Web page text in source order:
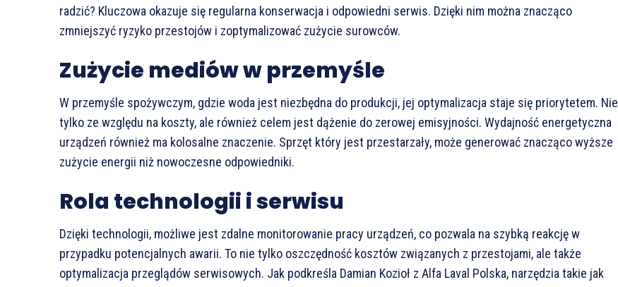
radzić? Kluczowa okazuje się regularna konserwacja i odpowiedni serwis. Dzięki nim można znacząco
zmniejszyć ryzyko przestojów i zoptymalizować zużycie surowców.
Zużycie mediów w przemyśle
W przemyśle spożywczym, gdzie woda jest niezbędna do produkcji, jej optymalizacja staje się priorytetem. Nie
tylko ze względu na koszty, ale również celem jest dążenie do zerowej emisyjności. Wydajność energetyczna
urządzeń również ma kolosalne znaczenie. Sprzęt który jest przestarzały, może generować znacząco wyższe
zużycie energii niż nowoczesne odpowiedniki.
Rola technologii i serwisu
Dzięki technologii, możliwe jest zdalne monitorowanie pracy urządzeń, co pozwala na szybką reakcję w
przypadku potencjalnych awarii. To nie tylko oszczędność kosztów związanych z przestojami, ale także
optymalizacja przeglądów serwisowych. Jak podkreśla Damian Kozioł z Alfa Laval Polska, narzędzia takie jak